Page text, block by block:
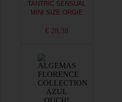
TANTRIC SENSUAL
MINI SIZE ORGIE
€ 28,38